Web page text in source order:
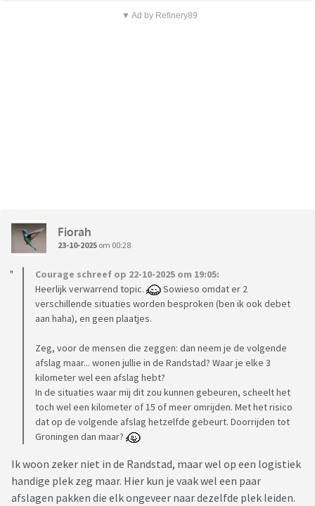
▼ Ad by Refinery89
Fiorah
23-10-2025 om 00:28
Courage schreef op 22-10-2025 om 19:05:
Heerlijk verwarrend topic.
Sowieso omdat er 2
verschillende situaties worden besproken (ben ik ook debet
aan haha), en geen plaatjes.
Zeg, voor de mensen die zeggen: dan neem je de volgende
afslag maar... wonen jullie in de Randstad? Waar je elke 3
kilometer wel een afslag hebt?
In de situaties waar mij dit zou kunnen gebeuren, scheelt het
toch wel een kilometer of 15 of meer omrijden. Met het risico
dat op de volgende afslag hetzelfde gebeurt. Doorrijden tot
Groningen dan maar?
Ik woon zeker niet in de Randstad, maar wel op een logistiek
handige plek zeg maar. Hier kun je vaak wel een paar
afslagen pakken die elk ongeveer naar dezelfde plek leiden.